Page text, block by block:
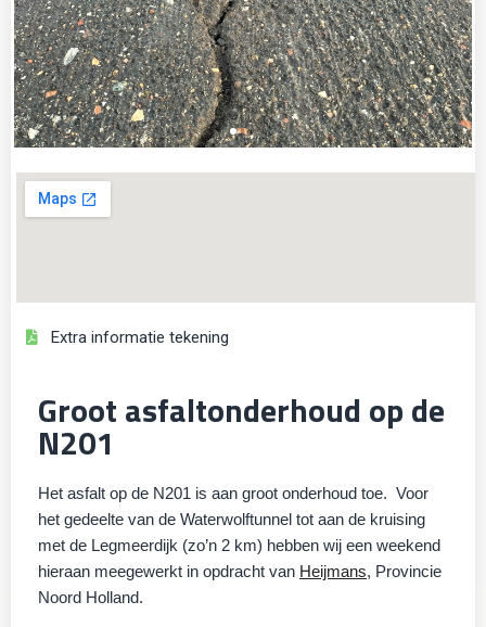
Extra informatie tekening
Groot asfaltonderhoud op de
N201
Het asfalt op de N201 is aan groot onderhoud toe. Voor
het gedeelte van de Waterwolftunnel tot aan de kruising
met de Legmeerdijk (zo’n 2 km) hebben wij een weekend
hieraan meegewerkt in opdracht van Heijmans, Provincie
Noord Holland.